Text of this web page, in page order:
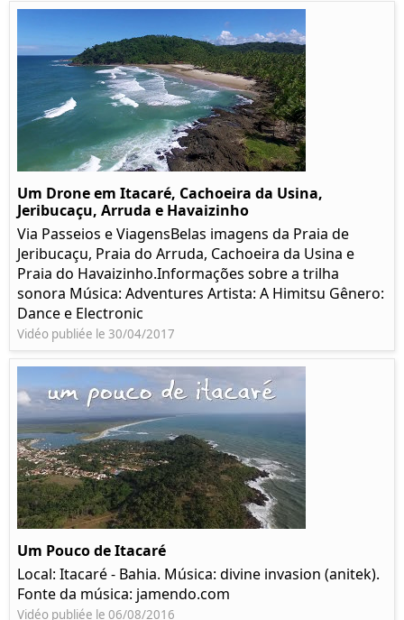
Um Drone em Itacaré, Cachoeira da Usina,
Jeribucaçu, Arruda e Havaizinho
Via Passeios e ViagensBelas imagens da Praia de
Jeribucaçu, Praia do Arruda, Cachoeira da Usina e
Praia do Havaizinho.Informações sobre a trilha
sonora Música: Adventures Artista: A Himitsu Gênero:
Dance e Electronic
Vidéo publiée le 30/04/2017
Um Pouco de Itacaré
Local: Itacaré - Bahia. Música: divine invasion (anitek).
Fonte da música: jamendo.com
Vidéo publiée le 06/08/2016